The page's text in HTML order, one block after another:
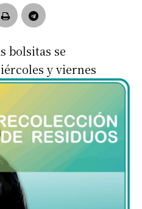
bolsitas se
y viernes